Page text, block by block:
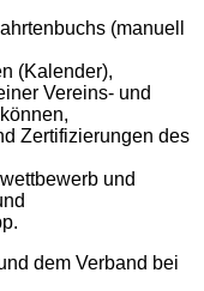
(manuell
(Kalender),
Vereins- und
Zertifizierungen des
und
dem Verband bei